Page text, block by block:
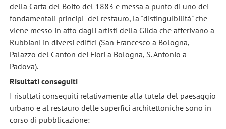
della Carta del Boito del 1883 e messa a punto di uno dei
fondamentali principi del restauro, la "distinguibilità" che
viene messo in atto dagli artisti della Gilda che afferivano a
Rubbiani in diversi edifici (San Francesco a Bologna,
Palazzo del Canton dei Fiori a Bologna, S. Antonio a
Padova).
Risultati conseguiti
I risultati conseguiti relativamente alla tutela del paesaggio
urbano e al restauro delle superfici architettoniche sono in
corso di pubblicazione: